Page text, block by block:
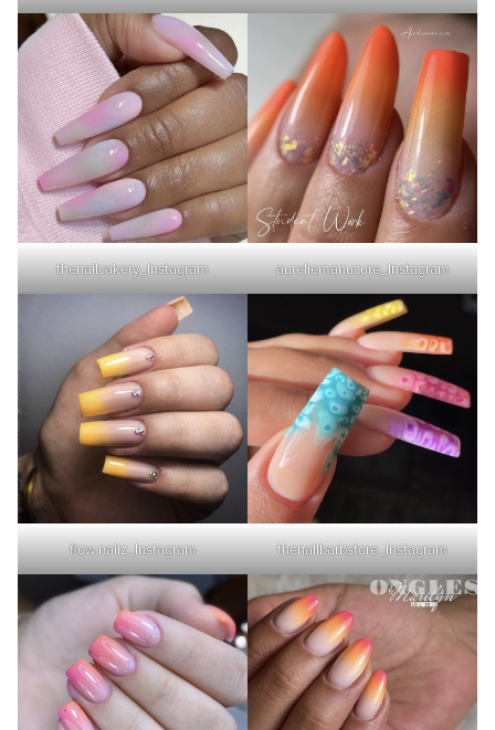
thenailcakery_Instagram aureliemanucure_Instagram
flow.nailz_Instagram thenailbarbstore_Instagram